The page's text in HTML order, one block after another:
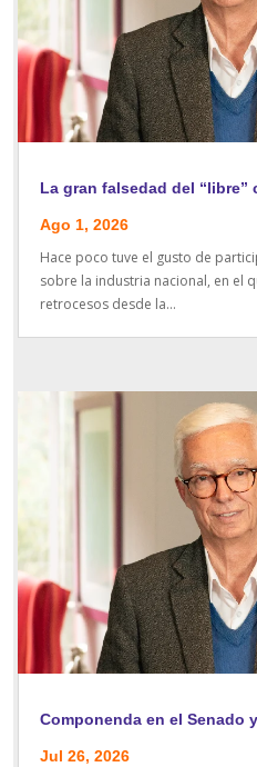
La gran falsedad del “libre”
Ago 1, 2026
Hace poco tuve el gusto de
sobre la industria nacional, en el
retrocesos desde la...
Componenda en el Senado
Jul 26, 2026